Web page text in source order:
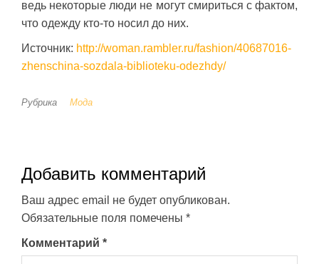
ведь некоторые люди не могут смириться с фактом,
что одежду кто-то носил до них.
Источник: http://woman.rambler.ru/fashion/40687016-
zhenschina-sozdala-biblioteku-odezhdy/
Рубрика Мода
Добавить комментарий
Ваш адрес email не будет опубликован.
Обязательные поля помечены *
Комментарий *